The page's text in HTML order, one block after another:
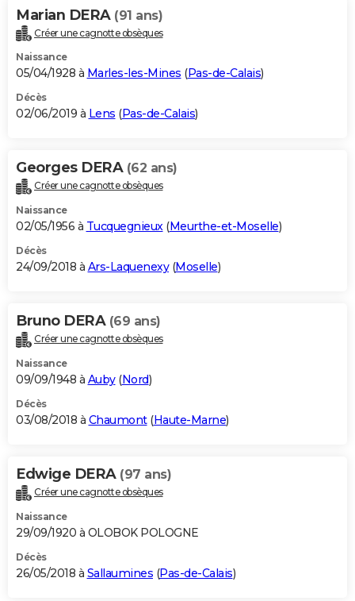
Marian DERA (91 ans)
Créer une cagnotte obsèques
Naissance
05/04/1928 à Marles-les-Mines (Pas-de-Calais)
Décès
02/06/2019 à Lens (Pas-de-Calais)
Georges DERA (62 ans)
Créer une cagnotte obsèques
Naissance
02/05/1956 à Tucquegnieux(Meurthe-et-Moselle)
Décès
24/09/2018 à Ars-Laquenexy(Moselle)
Bruno DERA (69 ans)
Créer une cagnotte obsèques
Naissance
09/09/1948 à Auby(Nord)
Décès
03/08/2018 à Chaumont(Haute-Marne)
Edwige DERA (97 ans)
Créer une cagnotte obsèques
Naissance
29/09/1920 à OLOBOK POLOGNE
Décès
26/05/2018 à Sallaumines (Pas-de-Calais)